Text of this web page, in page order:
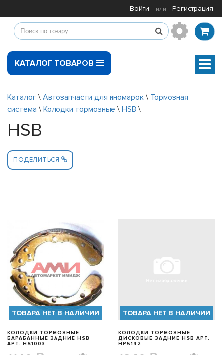
Войти или Регистрация
КАТАЛОГ ТОВАРОВ
Каталог \ Автозапчасти для иномарок \ Тормозная
система \ Колодки тормозные \ HSB \
HSB
ПОДЕЛИТЬСЯ
БЫСТРЫЙ ПРОСМОТР
ТОВАРА НЕТ В НАЛИЧИИ
КОЛОДКИ ТОРМОЗНЫЕ
БАРАБАННЫЕ ЗАДНИЕ HSB
АРТ. HS1003
ТОВАРА НЕТ В НАЛИЧИИ
КОЛОДКИ ТОРМОЗНЫЕ
ДИСКОВЫЕ ЗАДНИЕ HSB АРТ.
HP5142